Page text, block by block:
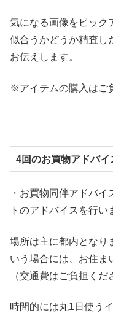
気になる画像をピック
似合うかどうか精査し
お伝えします。
※アイテムの購入はご
4回のお買物アドバイ
・お買物同伴アドバ
トのアドバイスを行い
場所は主に都内となり
いう場合には、お住ま
（交通費はご負担くだ
時間的には丸1日使う